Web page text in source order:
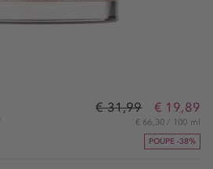
€ 31,99 € 19,89
€ 66,30 / 100 ml
POUPE -38%